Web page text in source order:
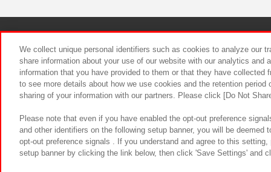
食品のご
We collect unique personal identifiers such as cookies to analyze our
share information about your use of our website with our analytics and
information that you have provided to them or that they have
to see more details about how we use cookies and the retention
sharing of your information with our partners. Please click [Do Not
Please note that even if you have enabled the opt-out preference
and other identifiers on the following setup banner, you will be
opt-out preference signals . If you understand and agree to this
setup banner by clicking the link below, then click 'Save Settings' and